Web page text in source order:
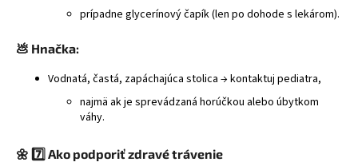
prípadne glycerínový čapík (len po dohode s lekárom).
💩 Hnačka:
Vodnatá, častá, zapáchajúca stolica → kontaktuj pediatra,
najmä ak je sprevádzaná horúčkou alebo úbytkom
váhy.
🌼 7️⃣ Ako podporiť zdravé trávenie